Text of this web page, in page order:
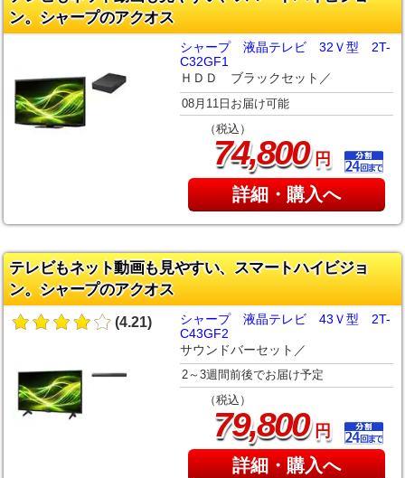
ン。シャープのアクオス
シャープ 液晶テレビ 32Ｖ型 2T-
C32GF1
ＨＤＤ ブラックセット／
08月11日お届け可能
（税込）
74,800円
詳細・購入へ
テレビもネット動画も見やすい、スマートハイビジョ
ン。シャープのアクオス
(4.21)
シャープ 液晶テレビ 43Ｖ型 2T-
C43GF2
サウンドバーセット／
2～3週間前後でお届け予定
（税込）
79,800円
詳細・購入へ